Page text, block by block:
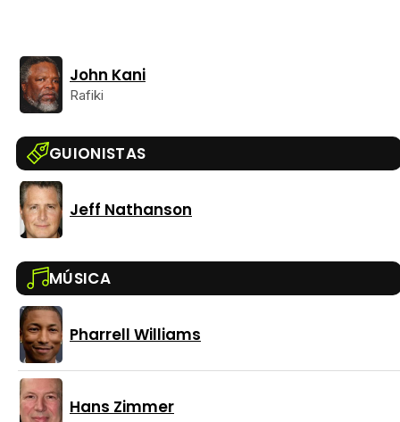
John Kani
Rafiki
GUIONISTAS
Jeff Nathanson
MÚSICA
Pharrell Williams
Hans Zimmer